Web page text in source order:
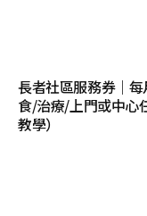
長者社區服務券｜
食/治療/上門或中心
教學）